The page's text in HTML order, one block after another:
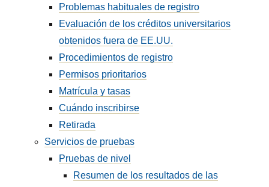
Problemas habituales de registro
Evaluación de los créditos universitarios
obtenidos fuera de EE.UU.
Procedimientos de registro
Permisos prioritarios
Matrícula y tasas
Cuándo inscribirse
Retirada
Servicios de pruebas
Pruebas de nivel
Resumen de los resultados de las